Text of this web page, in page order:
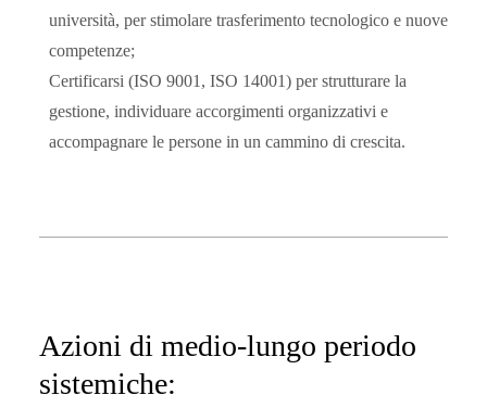
università, per stimolare trasferimento tecnologico e nuove
competenze;
Certificarsi (ISO 9001, ISO 14001) per strutturare la
gestione, individuare accorgimenti organizzativi e
accompagnare le persone in un cammino di crescita.
Azioni di medio-lungo periodo
sistemiche: